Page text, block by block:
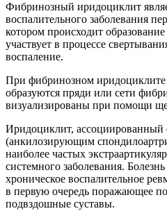
Фибринозный иридоциклит
воспалительного заболевания
котором происходит
участвует в процессе
воспаление.
При фибринозном иридоциклите
образуются пряди или сети
визуализированы при помощи
Иридоциклит, ассоциированный
(анкилозирующим
наиболее частых
системного заболевания.
хроническое воспалительное
в первую очередь поражающее
подвздошные суставы.